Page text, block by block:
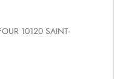
10120 SAINT-